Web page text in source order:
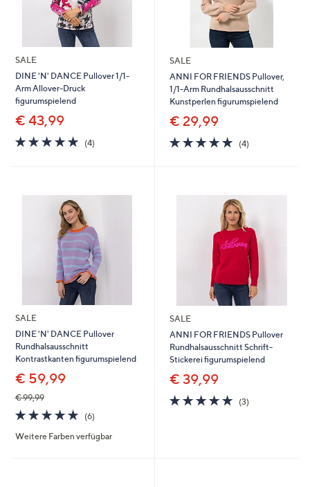
SALE
DINE 'N' DANCE Pullover 1/1-
Arm Allover-Druck
figurumspielend
€ 43,99
4.8
von
(4)4
SALE
ANNI FOR FRIENDS Pullover,
1/1-Arm Rundhalsausschnitt
Kunstperlen figurumspielend
€ 29,99
4.8
von
(4)4
SALE
DINE 'N' DANCE Pullover
Rundhalsausschnitt
Kontrastkanten figurumspielend
€ 59,99
€ 99,99
4.7
von
5
(6)6
Weitere Farben verfügbar
SALE
ANNI FOR FRIENDS Pullover
Rundhalsausschnitt Schrift-
Stickerei figurumspielend
€ 39,99
4.7
von
(3)3